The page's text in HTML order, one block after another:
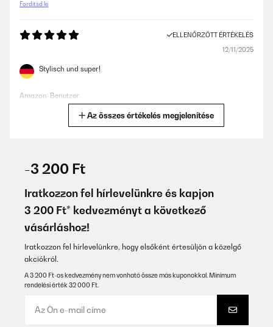
Fordítsd le
ELLENŐRZÖTT ÉRTÉKELÉS
12/11/2025
Stylisch und super!
Amazon-Benutzer
passe très bien dans ma cuisine.
Utilisateur d'Amazon
Fordítsd le
08/01/2025
Az összes értékelés megjelenítése
-3 200 Ft
Iratkozzon fel hírlevelünkre és kapjon
3 200 Ft* kedvezményt a következő
vásárláshoz!
Iratkozzon fel hírlevelünkre, hogy elsőként értesüljön a közelgő
akciókról.
A 3 200 Ft-os kedvezmény nem vonható össze más kuponokkal. Minimum
rendelési érték 32 000 Ft.